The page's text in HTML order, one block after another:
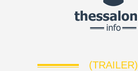
(TRAILER)